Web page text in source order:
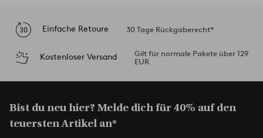
Einfache Retoure 30 Tage Rückgaberecht*
Kostenloser Versand
Gilt für normale Pakete über 129
EUR
Bist du neu hier? Melde dich für 40% auf den
teuersten Artikel an*